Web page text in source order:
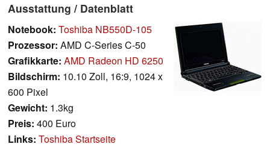
Ausstattung / Datenblatt
Notebook: Toshiba NB550D-105
Prozessor: AMD C-Series C-50
Grafikkarte: AMD Radeon HD 6250
Bildschirm: 10.10 Zoll, 16:9, 1024 x
600 Pixel
Gewicht: 1.3kg
Preis: 400 Euro
Links: Toshiba Startseite